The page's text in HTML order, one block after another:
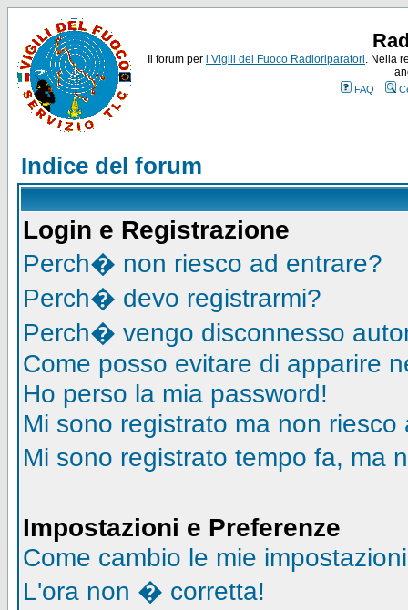
Il forum per i Vigili del Fuoco Radioriparatori. Nella
FAQ
Indice del forum
Login e Registrazione
Perch� non riesco ad entrare?
Perch� devo registrarmi?
Perch� vengo disconnesso
Come posso evitare di apparire
Ho perso la mia password!
Mi sono registrato ma non riesco
Mi sono registrato tempo fa, ma
Impostazioni e Preferenze
Come cambio le mie
L'ora non � corretta!